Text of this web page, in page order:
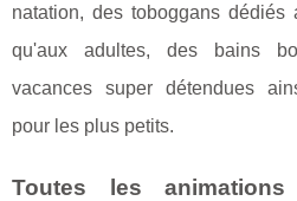
natation, des toboggans dédiés
qu'aux adultes, des bains
vacances super détendues
pour les plus petits.
Toutes les